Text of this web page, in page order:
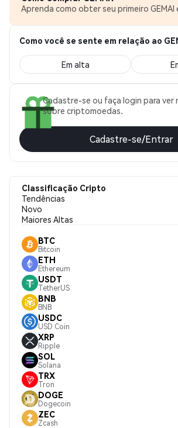
Aprenda como obter seu primeiro GEMAI
Como você se sente em relação ao
Em alta
Cadastre-se ou faça login para ver
sobre criptomoedas.
Cadastre-se/Entrar
Classificação Cripto
Tendências
Novo
Maiores Altas
BTC
Bitcoin
ETH
Ethereum
USDT
TetherUS
BNB
BNB
USDC
USD Coin
XRP
Ripple
SOL
Solana
TRX
Tron
DOGE
Dogecoin
ZEC
Zcash